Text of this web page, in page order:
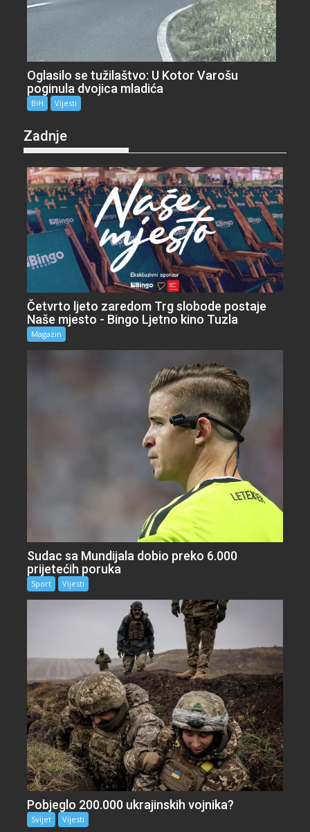
Oglasilo se tužilaštvo: U Kotor Varošu
poginula dvojica mladića
BiH Vijesti
Zadnje
Četvrto ljeto zaredom Trg slobode postaje
Naše mjesto - Bingo Ljetno kino Tuzla
Magazin
Sudac sa Mundijala dobio preko 6.000
prijetećih poruka
Sport Vijesti
Pobjeglo 200.000 ukrajinskih vojnika?
Svijet Vijesti